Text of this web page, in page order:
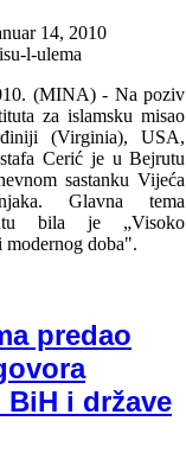
14, 2010
l-ulema
(MINA) - Na poziv
za islamsku misao
(Virginia), USA,
Cerić je u Bejrutu
sastanku Vijeća
Glavna tema
bila je „Visoko
modernog doba".
predao
BiH i države